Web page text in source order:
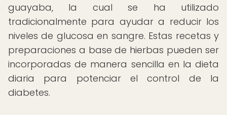
guayaba, la cual se ha utilizado
tradicionalmente para ayudar a reducir los
niveles de glucosa en sangre. Estas recetas y
preparaciones a base de hierbas pueden ser
incorporadas de manera sencilla en la dieta
diaria para potenciar el control de la
diabetes.